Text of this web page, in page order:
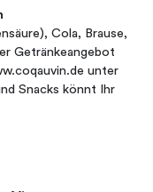
Cola, Brause,
Getränkeangebot
unter
Snacks könnt Ihr